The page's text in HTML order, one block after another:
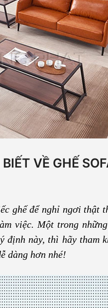
VỀ GHẾ
ghế để nghỉ ngơi thật
việc. Một trong
định này, thì hãy tham
dàng hơn nhé!